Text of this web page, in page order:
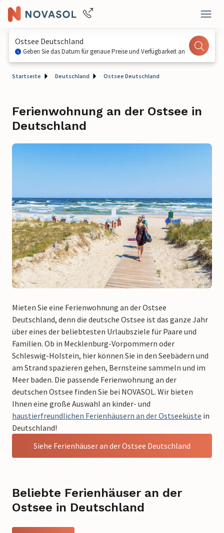
Ostsee Deutschland
Geben Sie das Datum für genaue Preise und Verfügbarkeit an
Startseite Deutschland Ostsee Deutschland
Ferienwohnung an der Ostsee in
Deutschland
Mieten Sie eine Ferienwohnung an der Ostsee
Deutschland, denn die deutsche Ostsee ist das ganze Jahr
über eines der beliebtesten Urlaubsziele für Paare und
Familien. Ob in Mecklenburg-Vorpommern oder
Schleswig-Holstein, hier können Sie in den Seebädern und
am Strand spazieren gehen, Bernsteine sammeln und im
Meer baden. Die passende Ferienwohnung an der
deutschen Ostsee finden Sie bei NOVASOL. Wir bieten
Ihnen eine große Auswahl an kinder- und
haustierfreundlichen Ferienhäusern an der Ostseeküste in
Deutschland!
Siehe Ferienhäuser an der Ostsee Deutschland
Beliebte Ferienhäuser an der
Ostsee in Deutschland